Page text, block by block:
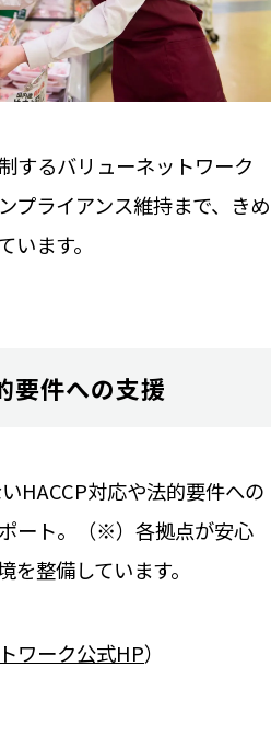
するバリューネットワーク
プライアンス維持まで、きめ
ます。
要件への支援
HACCP対応や法的要件への
ート。（※）各拠点が安心
を整備しています。
ワーク公式HP）